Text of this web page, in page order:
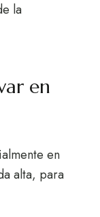
la
en
en
alta, para